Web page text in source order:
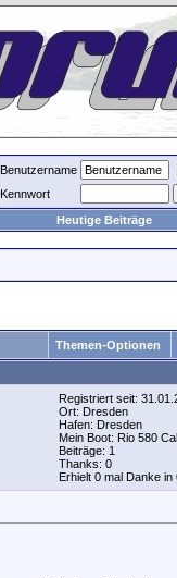
Benutzername
Kennwort
Heutige Beiträge
Themen-Optionen
Registriert seit:
Ort: Dresden
Hafen: Dresden
Mein Boot: Rio 580
Beiträge: 1
Thanks: 0
Erhielt 0 mal Danke in